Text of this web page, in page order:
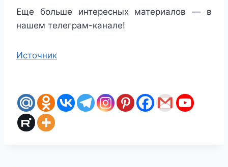
Еще больше интересных материалов — в
нашем телеграм-канале!
Источник